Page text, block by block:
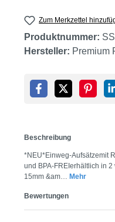
Zum Merkzettel
Produktnummer:
Hersteller: Premium
Beschreibung
*NEU*Einweg-Aufsätzemit
und BPA-FREIerhältlich in
15mm &am… Mehr
Bewertungen